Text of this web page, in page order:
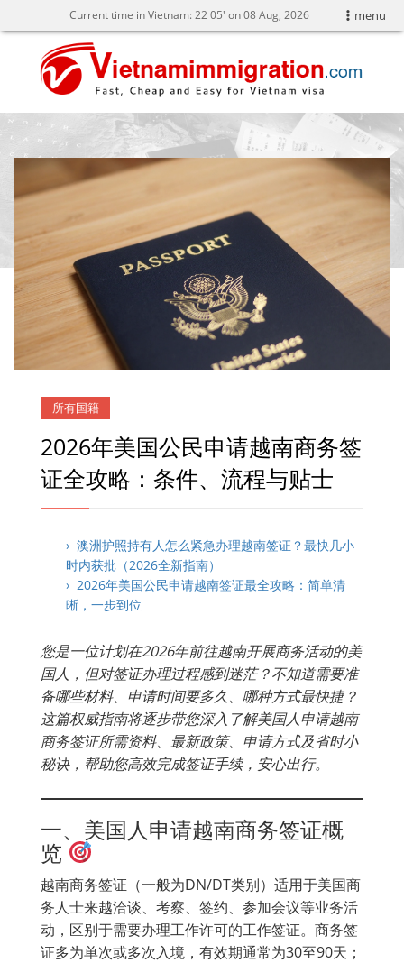
menu
Current time in Vietnam:2205' on 08 Aug, 2026
所有国籍
2026年美国公民申请越南商务签
证全攻略：条件、流程与贴士
› 澳洲护照持有人怎么紧急办理越南签证？最快几小
时内获批（2026全新指南）
› 2026年美国公民申请越南签证最全攻略：简单清
晰，一步到位
您是一位计划在2026年前往越南开展商务活动的美
国人，但对签证办理过程感到迷茫？不知道需要准
备哪些材料、申请时间要多久、哪种方式最快捷？
这篇权威指南将逐步带您深入了解美国人申请越南
商务签证所需资料、最新政策、申请方式及省时小
秘诀，帮助您高效完成签证手续，安心出行。
一、美国人申请越南商务签证概
览
越南商务签证（一般为DN/DT类别）适用于美国商
务人士来越洽谈、考察、签约、参加会议等业务活
动，区别于需要办理工作许可的工作签证。商务签
证多为单次或多次入境，有效期通常为30至90天；